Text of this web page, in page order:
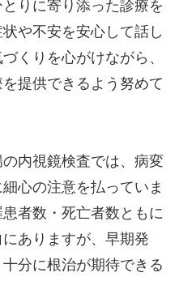
りに寄り添った診療を
や不安を安心して話し
くりを心がけながら、
提供できるよう努めて
内視鏡検査では、病変
心の注意を払っていま
者数・死亡者数ともに
ありますが、早期発
分に根治が期待できる